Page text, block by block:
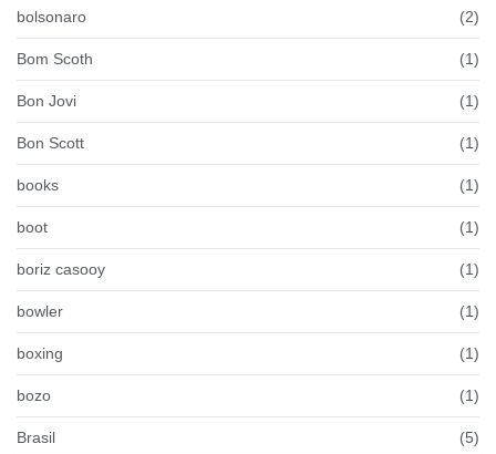
bolsonaro (2)
Bom Scoth (1)
Bon Jovi (1)
Bon Scott (1)
books (1)
boot (1)
boriz casooy (1)
bowler (1)
boxing (1)
bozo (1)
Brasil (5)